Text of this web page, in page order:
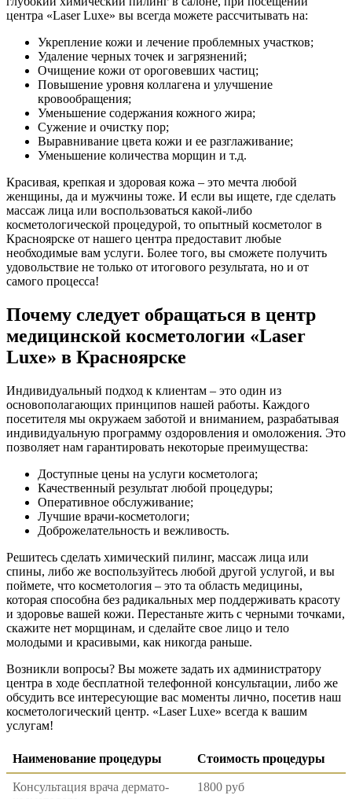
центра «Laser Luxe» вы всегда можете рассчитывать на:
Укрепление кожи и лечение проблемных участков;
Удаление черных точек и загрязнений;
Очищение кожи от ороговевших частиц;
Повышение уровня коллагена и улучшение
кровообращения;
Уменьшение содержания кожного жира;
Сужение и очистку пор;
Выравнивание цвета кожи и ее разглаживание;
Уменьшение количества морщин и т.д.
Красивая, крепкая и здоровая кожа – это мечта любой
женщины, да и мужчины тоже. И если вы ищете, где сделать
массаж лица или воспользоваться какой-либо
косметологической процедурой, то опытный косметолог в
Красноярске от нашего центра предоставит любые
необходимые вам услуги. Более того, вы сможете получить
удовольствие не только от итогового результата, но и от
самого процесса!
Почему следует обращаться в центр
медицинской косметологии «Laser
Luxe» в Красноярске
Индивидуальный подход к клиентам – это один из
основополагающих принципов нашей работы. Каждого
посетителя мы окружаем заботой и вниманием, разрабатывая
индивидуальную программу оздоровления и омоложения. Это
позволяет нам гарантировать некоторые преимущества:
Доступные цены на услуги косметолога;
Качественный результат любой процедуры;
Оперативное обслуживание;
Лучшие врачи-косметологи;
Доброжелательность и вежливость.
Решитесь сделать химический пилинг, массаж лица или
спины, либо же воспользуйтесь любой другой услугой, и вы
поймете, что косметология – это та область медицины,
которая способна без радикальных мер поддерживать красоту
и здоровье вашей кожи. Перестаньте жить с черными точками,
скажите нет морщинам, и сделайте свое лицо и тело
молодыми и красивыми, как никогда раньше.
Возникли вопросы? Вы можете задать их администратору
центра в ходе бесплатной телефонной консультации, либо же
обсудить все интересующие вас моменты лично, посетив наш
косметологический центр. «Laser Luxe» всегда к вашим
услугам!
Наименование процедуры Стоимость процедуры
Консультация врача дермато-
1800 руб